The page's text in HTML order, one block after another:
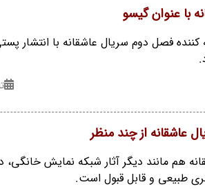
با عنوان گیسو
کننده فصل دوم سریال عاشقانه با انتشار
عاشقانه از چند منظر
هم مانند دیگر آثار شبکه نمایش
طبیعی و قابل قبول است.